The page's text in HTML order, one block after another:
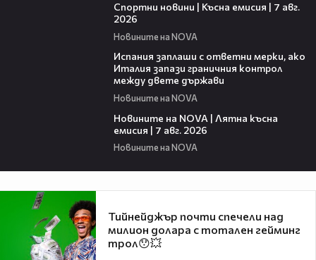
Спортни новини | Късна емисия | 7 авг.
2026
Новините на NOVA
Испания заплаши с ответни мерки, ако
Италия запази граничния контрол
между двете държави
Новините на NOVA
Новините на NOVA | Лятна късна
емисия | 7 авг. 2026
Новините на NOVA
Тийнейджър почти спечели над
милион долара с тотален гейминг
трол😯💥